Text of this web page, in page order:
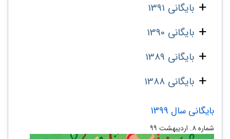
بایگانی 1391
بایگانی 1390
بایگانی 1389
بایگانی 1388
بایگانی سال 1399
شماره ۸. اردیبهشت ۹۹